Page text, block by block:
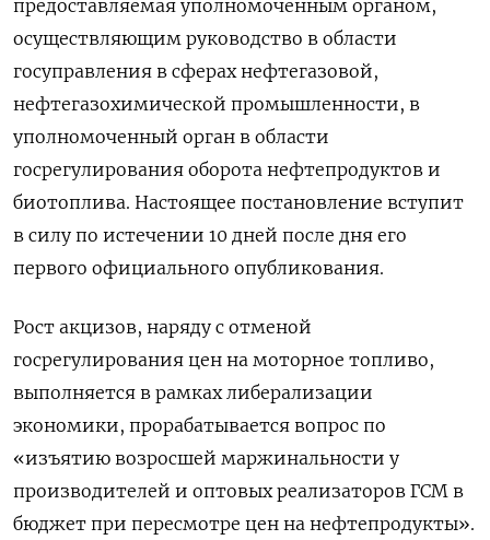
предоставляемая уполномоченным органом,
осуществляющим руководство в области
госуправления в сферах нефтегазовой,
нефтегазохимической промышленности, в
уполномоченный орган в области
госрегулирования оборота нефтепродуктов и
биотоплива. Настоящее постановление вступит
в силу по истечении 10 дней после дня его
первого официального опубликования.
Рост акцизов, наряду с отменой
госрегулирования цен на моторное топливо,
выполняется в рамках либерализации
экономики, прорабатывается вопрос по
«изъятию возросшей маржинальности у
производителей и оптовых реализаторов ГСМ в
бюджет при пересмотре цен на нефтепродукты».